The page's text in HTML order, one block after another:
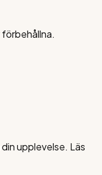
upplevelse. Läs